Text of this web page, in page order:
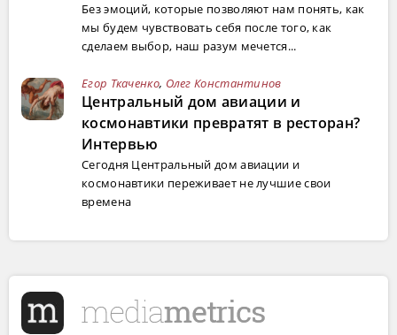
Без эмоций, которые позволяют нам понять, как
мы будем чувствовать себя после того, как
сделаем выбор, наш разум мечется...
Егор Ткаченко, Олег Константинов
Центральный дом авиации и
космонавтики превратят в ресторан?
Интервью
Сегодня Центральный дом авиации и
космонавтики переживает не лучшие свои
времена